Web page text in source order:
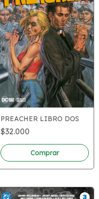
PREACHER LIBRO DOS
$32.000